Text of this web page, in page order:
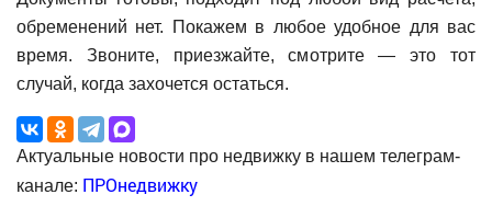
обременений нет. Покажем в любое удобное для вас
время. Звоните, приезжайте, смотрите — это тот
случай, когда захочется остаться.
Актуальные новости про недвижку в нашем телеграм-
канале: ПРОнедвижку